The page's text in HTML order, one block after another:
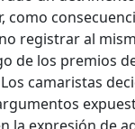
como
registrar al
de los premios
Los camaristas